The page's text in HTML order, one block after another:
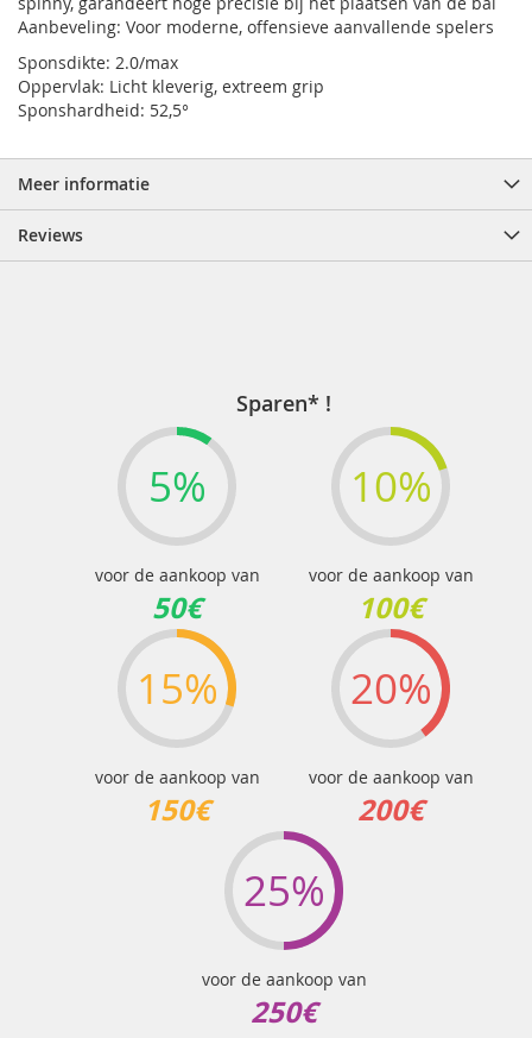
Aanbeveling: Voor moderne, offensieve aanvallende spelers
Sponsdikte: 2.0/max
Oppervlak: Licht kleverig, extreem grip
Sponshardheid: 52,5°
Meer informatie
Reviews
Sparen* !
5%
voor de aankoop van
50€
10%
voor de aankoop van
100€
15%
voor de aankoop van
150€
20%
voor de aankoop van
200€
25%
voor de aankoop van
250€